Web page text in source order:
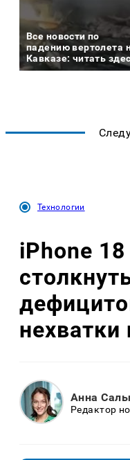
Все новости по
падению вертолета
Кавказе: читать
Технологии
iPhone
нехватки
Анна
Редактор